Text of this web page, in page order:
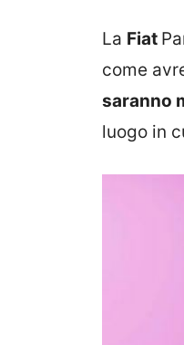
La Fiat
come
saranno
luogo in